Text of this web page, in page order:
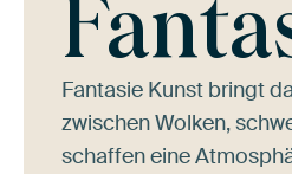
Fantasie Kunst bringt
zwischen Wolken,
schaffen eine